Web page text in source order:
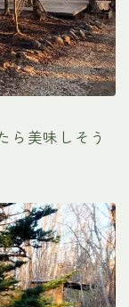
ら美味しそう